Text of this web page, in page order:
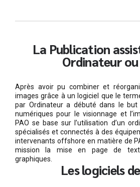
La Publication
Ordinateur ou
Après avoir pu combiner et
images grâce à un logiciel que le
par Ordinateur a débuté dans le
numériques pour le visionnage et
PAO se base sur l’utilisation d’un
spécialisés et connectés à des
intervenants offshore en matière de
mission la mise en page de
graphiques.
Les logiciels